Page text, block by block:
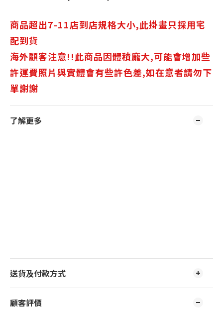
商品超出7-11店到店規格大小,此掛畫只採用宅
配到貨
海外顧客注意!!此商品因體積龐大,可能會增加些
許運費照片與實體會有些許色差,如在意者請勿下
單謝謝
了解更多
送貨及付款方式
顧客評價